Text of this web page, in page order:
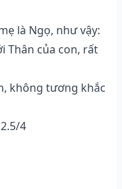
là Ngọ, như vậy:
Thân của con, rất
không tương khắc
4